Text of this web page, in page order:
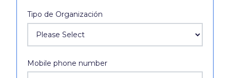
Tipo de Organización
Mobile phone number